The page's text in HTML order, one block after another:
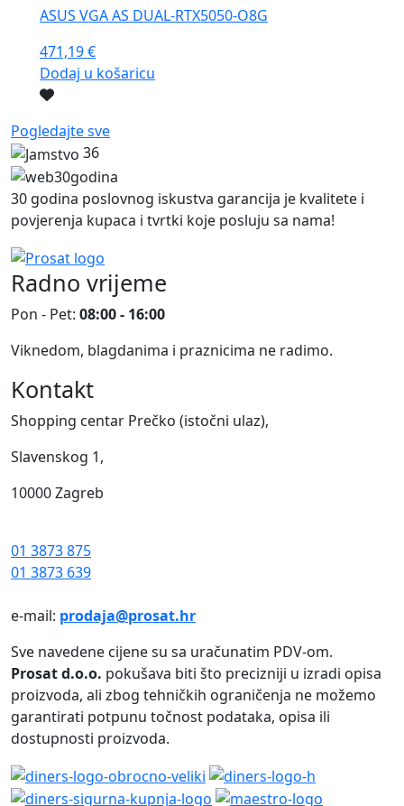
ASUS VGA AS DUAL-RTX5050-O8G
471,19€
Dodaj u košaricu
Pogledajte sve
36
30 godina poslovnog iskustva garancija je kvalitete i
povjerenja kupaca i tvrtki koje posluju sa nama!
Radno vrijeme
Pon - Pet: 08:00 - 16:00
Viknedom, blagdanima i praznicima ne radimo.
Kontakt
Shopping centar Prečko (istočni ulaz),
Slavenskog 1,
10000 Zagreb
01 3873 875
01 3873 639
e-mail: prodaja@prosat.hr
Sve navedene cijene su sa uračunatim PDV-om.
Prosat d.o.o. pokušava biti što precizniji u izradi opisa
proizvoda, ali zbog tehničkih ograničenja ne možemo
garantirati potpunu točnost podataka, opisa ili
dostupnosti proizvoda.